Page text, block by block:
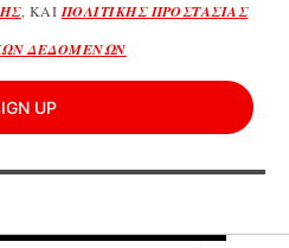
, ΚΑΙΠΟΛΙΤΙΚΗΣ ΠΡΟΣΤΑΣΙΑΣ
ΔΕΔΟΜΕΝΩΝ
UP